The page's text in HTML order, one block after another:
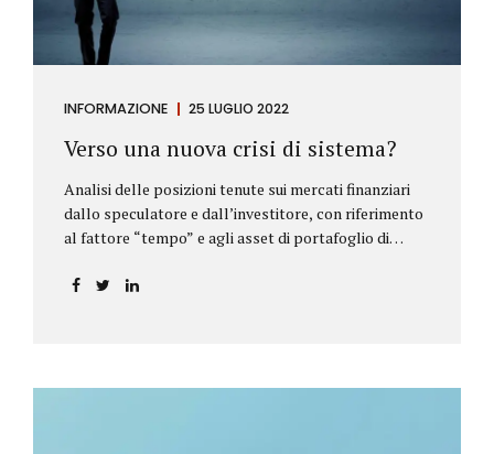
INFORMAZIONE 25 LUGLIO 2022
Verso una nuova crisi di sistema?
Analisi delle posizioni tenute sui mercati finanziari
dallo speculatore e dall’investitore, con riferimento
al fattore “tempo” e agli asset di portafoglio di
l’investitore Nelle definizioni di Wikipedia si legge:
Investitore: è colui che decide di investire il proprio